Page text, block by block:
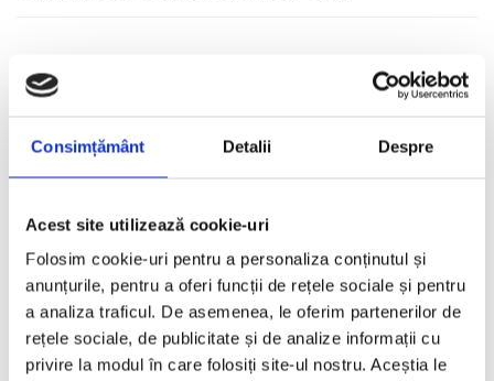
Consimțământ Detalii Despre
Acest site utilizează cookie-uri
Folosim cookie-uri pentru a personaliza conținutul și
anunțurile, pentru a oferi funcții de rețele sociale și pentru
a analiza traficul. De asemenea, le oferim partenerilor de
rețele sociale, de publicitate și de analize informații cu
privire la modul în care folosiți site-ul nostru. Aceștia le
august, 2022
16.08.2022 - Mood Board - Inspiratie
Cum prinde viata designul interior
iulie, 2022
12.07.2022 - Fashion Etc - Hot Trend
BOTTEGA GREEN